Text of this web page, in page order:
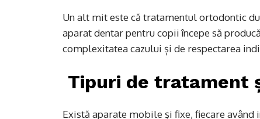
Un alt mit este că tratamentul ortodontic
aparat dentar pentru copii începe să
complexitatea cazului și de respectarea
Tipuri de tratament
Există aparate mobile și fixe, fiecare